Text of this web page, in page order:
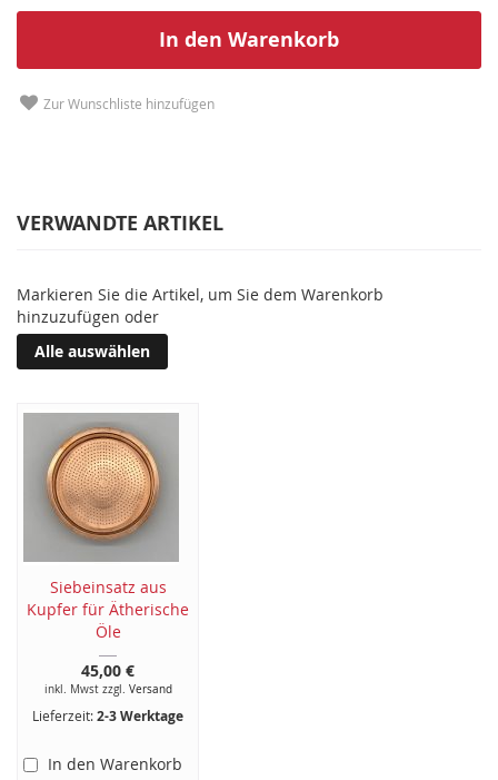
In den Warenkorb
Zur Wunschliste hinzufügen
VERWANDTE ARTIKEL
Markieren Sie die Artikel, um Sie dem Warenkorb
hinzuzufügen oder
Alle auswählen
Siebeinsatz aus
Kupfer für Ätherische
Öle
45,00 €
inkl. Mwst zzgl. Versand
Lieferzeit:2-3 Werktage
In den Warenkorb